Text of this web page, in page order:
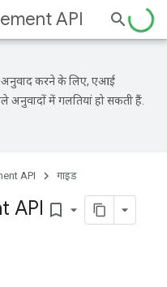
API
अनुवाद करने के लिए, एआई
अनुवादों में गलतियां हो सकती हैं.
API गाइड
API bookmark_border